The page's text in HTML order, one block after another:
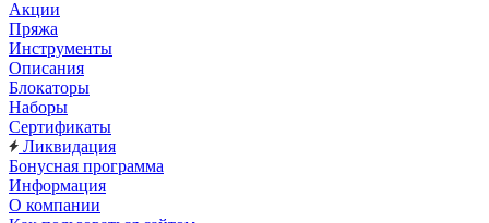
Акции
Пряжа
Инструменты
Описания
Блокаторы
Наборы
Сертификаты
Ликвидация
Бонусная программа
Информация
О компании